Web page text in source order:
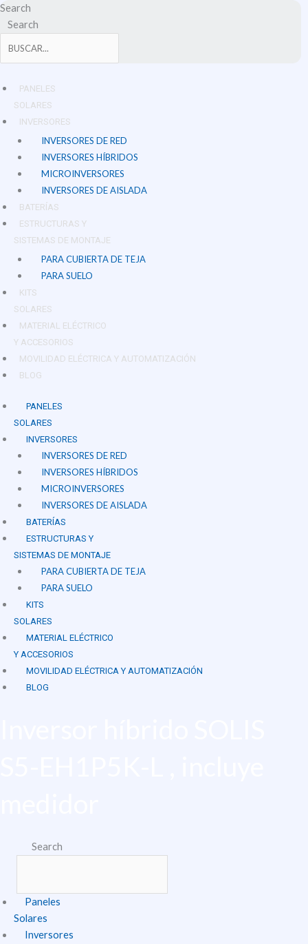
Ir
Search
Search
PANELES
SOLARES
INVERSORES
INVERSORES DE RED
INVERSORES HÍBRIDOS
MICROINVERSORES
INVERSORES DE AISLADA
BATERÍAS
ESTRUCTURAS Y
SISTEMAS DE MONTAJE
PARA CUBIERTA DE TEJA
PARA SUELO
KITS
SOLARES
MATERIAL ELÉCTRICO
Y ACCESORIOS
MOVILIDAD ELÉCTRICA Y AUTOMATIZACIÓN
BLOG
PANELES
SOLARES
INVERSORES
INVERSORES DE RED
INVERSORES HÍBRIDOS
MICROINVERSORES
INVERSORES DE AISLADA
BATERÍAS
ESTRUCTURAS Y
SISTEMAS DE MONTAJE
PARA CUBIERTA DE TEJA
PARA SUELO
KITS
SOLARES
MATERIAL ELÉCTRICO
Y ACCESORIOS
MOVILIDAD ELÉCTRICA Y AUTOMATIZACIÓN
BLOG
Search
Paneles
Solares
Inversores